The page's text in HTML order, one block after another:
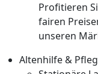
Profitieren
fairen
unseren
Altenhilfe &